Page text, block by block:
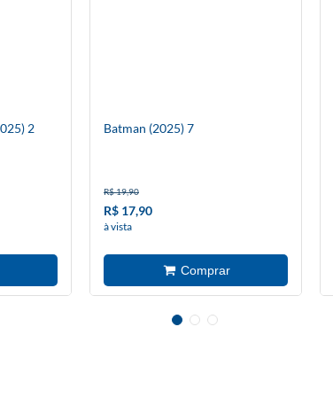
2 Batman (2025) 7
R$ 19,90
R$ 17,90
à vista